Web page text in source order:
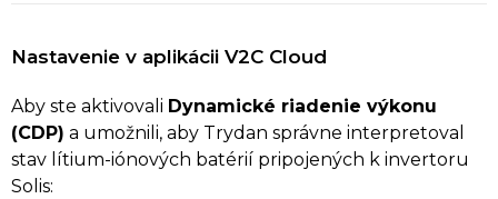
Nastavenie v aplikácii V2C Cloud
Aby ste aktivovali Dynamické riadenie výkonu
(CDP) a umožnili, aby Trydan správne interpretoval
stav lítium-iónových batérií pripojených k invertoru
Solis: